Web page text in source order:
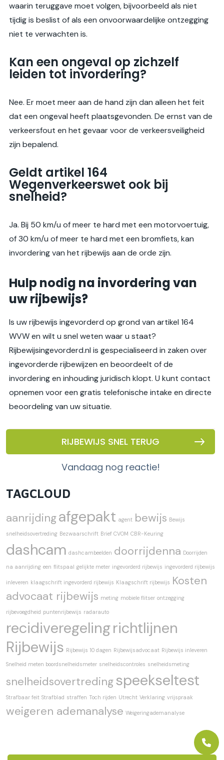
waarin teruggave moet volgen, bijvoorbeeld als niet
tijdig is beslist of als een onvoorwaardelijke ontzegging
niet te verwachten is.
Kan een ongeval op zichzelf
leiden tot invordering?
Nee. Er moet meer aan de hand zijn dan alleen het feit
dat een ongeval heeft plaatsgevonden. De ernst van de
verkeersfout en het gevaar voor de verkeersveiligheid
zijn bepalend.
Geldt artikel 164
Wegenverkeerswet ook bij
snelheid?
Ja. Bij 50 km/u of meer te hard met een motorvoertuig,
of 30 km/u of meer te hard met een bromfiets, kan
invordering van het rijbewijs aan de orde zijn.
Hulp nodig na invordering van
uw rijbewijs?
Is uw rijbewijs ingevorderd op grond van artikel 164
WVW en wilt u snel weten waar u staat?
Rijbewijsingevorderd.nl is gespecialiseerd in zaken over
ingevorderde rijbewijzen en beoordeelt of de
invordering en inhouding juridisch klopt. U kunt contact
opnemen voor een gratis telefonische intake en directe
beoordeling van uw situatie.
RIJBEWIJS SNEL TERUG
vandaag nog reactie!
TAGCLOUD
aanrijdingafgepakt agent bewijs Bewijs
snelheidsovertreding Bezwaarschrift Brief CVOM CBR-Keuring
dashcam dashcambeelden doorrijdenna Doorrijden
na aanrijding een flitspaal gelijkte meter ingevorderd rijbewijs ingevorderd rijbewijs
inleveren klaagschrift ingevorderd rijbewijs Klaagschrift rijbewijs Kosten
advocaat rijbewijs meting mobiele flitser ontzegging
rijbevoegdheid puntenrijbewijs radarauto
recidiveregelingrichtlijnen
Rijbewijs Rijbewijs 10 dagen Rijbewijsadvocaat Rijbewijs inleveren
Snelheid meten boordsnelheidsmeter snelheidscontroles snelheidsmeting
snelheidsovertredingspeekseltest
Strafbaar feit Strafblad straffen Toch rijden Utrecht Verklaring vrijspraak
weigeren ademanalyse Weigeringademanalyse